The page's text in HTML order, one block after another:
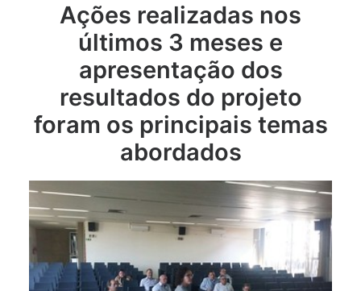
RESULTADOS ALCANÇADOS
Ações realizadas nos
últimos 3 meses e
apresentação dos
resultados do projeto
foram os principais temas
abordados